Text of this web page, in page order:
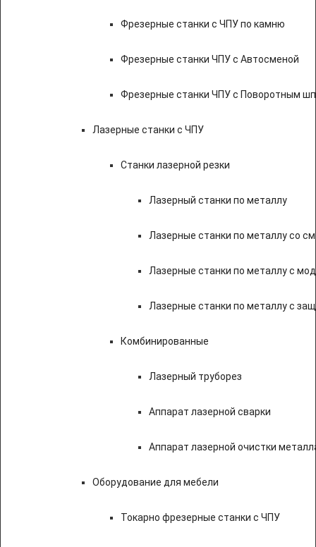
Фрезерные станки с ЧПУ по камню
Фрезерные станки ЧПУ с Автосменой
Фрезерные станки ЧПУ с Поворотным
Лазерные станки с ЧПУ
Станки лазерной резки
Лазерный станки по металлу
Лазерные станки по металлу со
Лазерные станки по металлу с
Лазерные станки по металлу с
Комбинированные
Лазерный труборез
Аппарат лазерной сварки
Аппарат лазерной очистки
Оборудование для мебели
Токарно фрезерные станки с ЧПУ